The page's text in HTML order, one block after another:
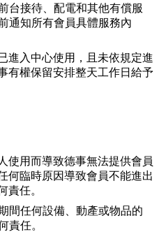
台接待、配電和其他有償服
通知所有會員具體服務內
進入中心使用，且未依規定進
有權保留安排整天工作日給予
使用而導致德事無法提供會員
何臨時原因導致會員不能進出
責任。
間任何設備、動產或物品的
責任。